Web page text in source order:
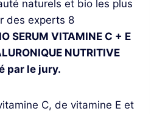
SERUM VITAMINE C + E
NUTRITIVE
par le jury.
C, de vitamine E et